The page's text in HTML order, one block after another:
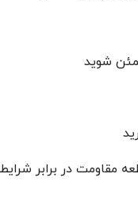
شوید
مقاومت در برابر